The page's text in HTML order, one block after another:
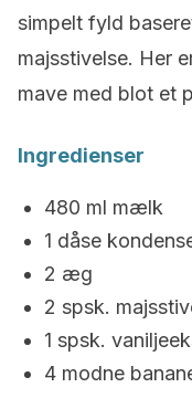
simpelt fyld
majsstivelse. Her
mave med blot et
Ingredienser
480 ml mælk
1 dåse
2 æg
2 spsk.
1 spsk.
4 modne